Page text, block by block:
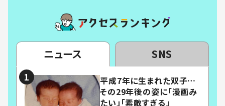
ニュース SNS
平成7年に生まれた双子…
その29年後の姿に「漫画み
たい」「素敵すぎる」